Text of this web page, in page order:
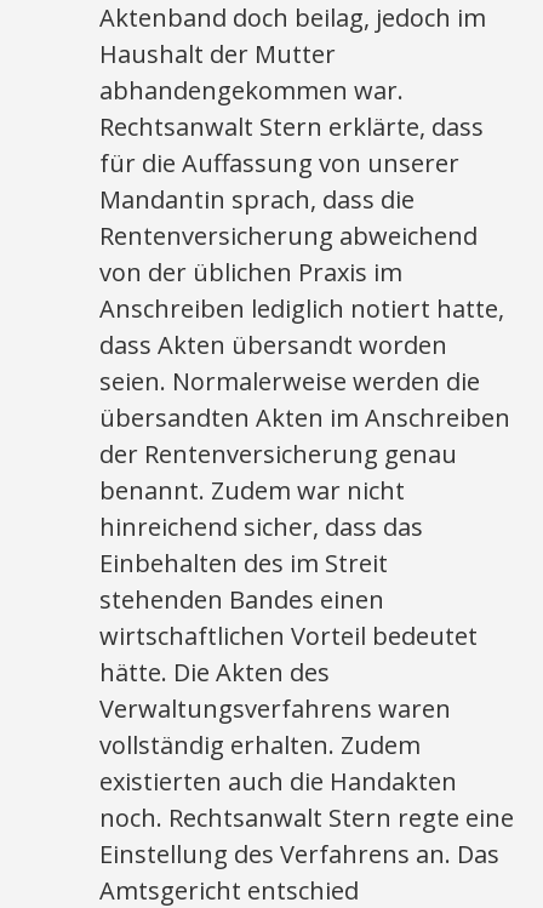
Aktenband doch beilag, jedoch im
Haushalt der Mutter
abhandengekommen war.
Rechtsanwalt Stern erklärte, dass
für die Auffassung von unserer
Mandantin sprach, dass die
Rentenversicherung abweichend
von der üblichen Praxis im
Anschreiben lediglich notiert hatte,
dass Akten übersandt worden
seien. Normalerweise werden die
übersandten Akten im Anschreiben
der Rentenversicherung genau
benannt. Zudem war nicht
hinreichend sicher, dass das
Einbehalten des im Streit
stehenden Bandes einen
wirtschaftlichen Vorteil bedeutet
hätte. Die Akten des
Verwaltungsverfahrens waren
vollständig erhalten. Zudem
existierten auch die Handakten
noch. Rechtsanwalt Stern regte eine
Einstellung des Verfahrens an. Das
Amtsgericht entschied